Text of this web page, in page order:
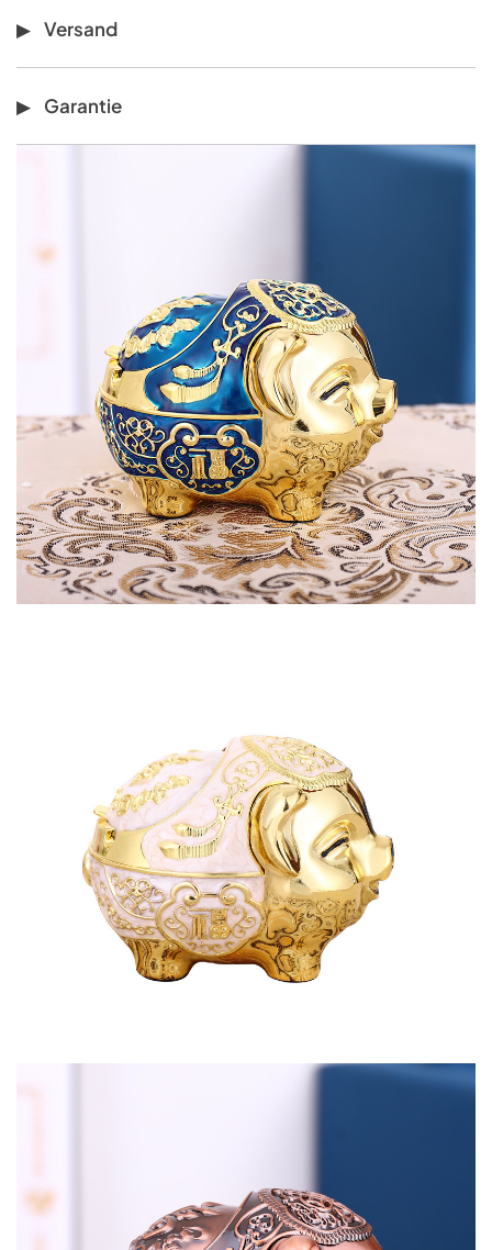
Versand
Garantie